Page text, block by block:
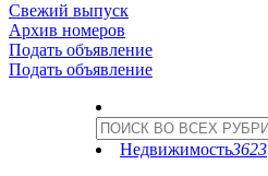
Свежий выпуск
Архив номеров
Подать объявление
Подать объявление
Недвижимость3623